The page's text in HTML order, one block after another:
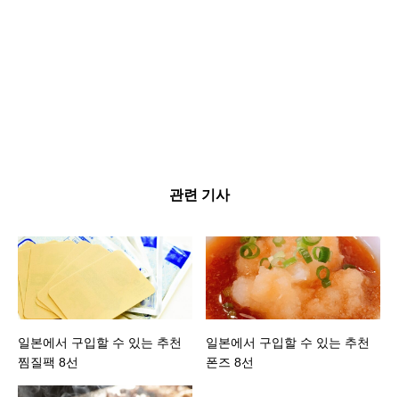
관련 기사
일본에서 구입할 수 있는 추천
찜질팩 8선
일본에서 구입할 수 있는 추천
폰즈 8선